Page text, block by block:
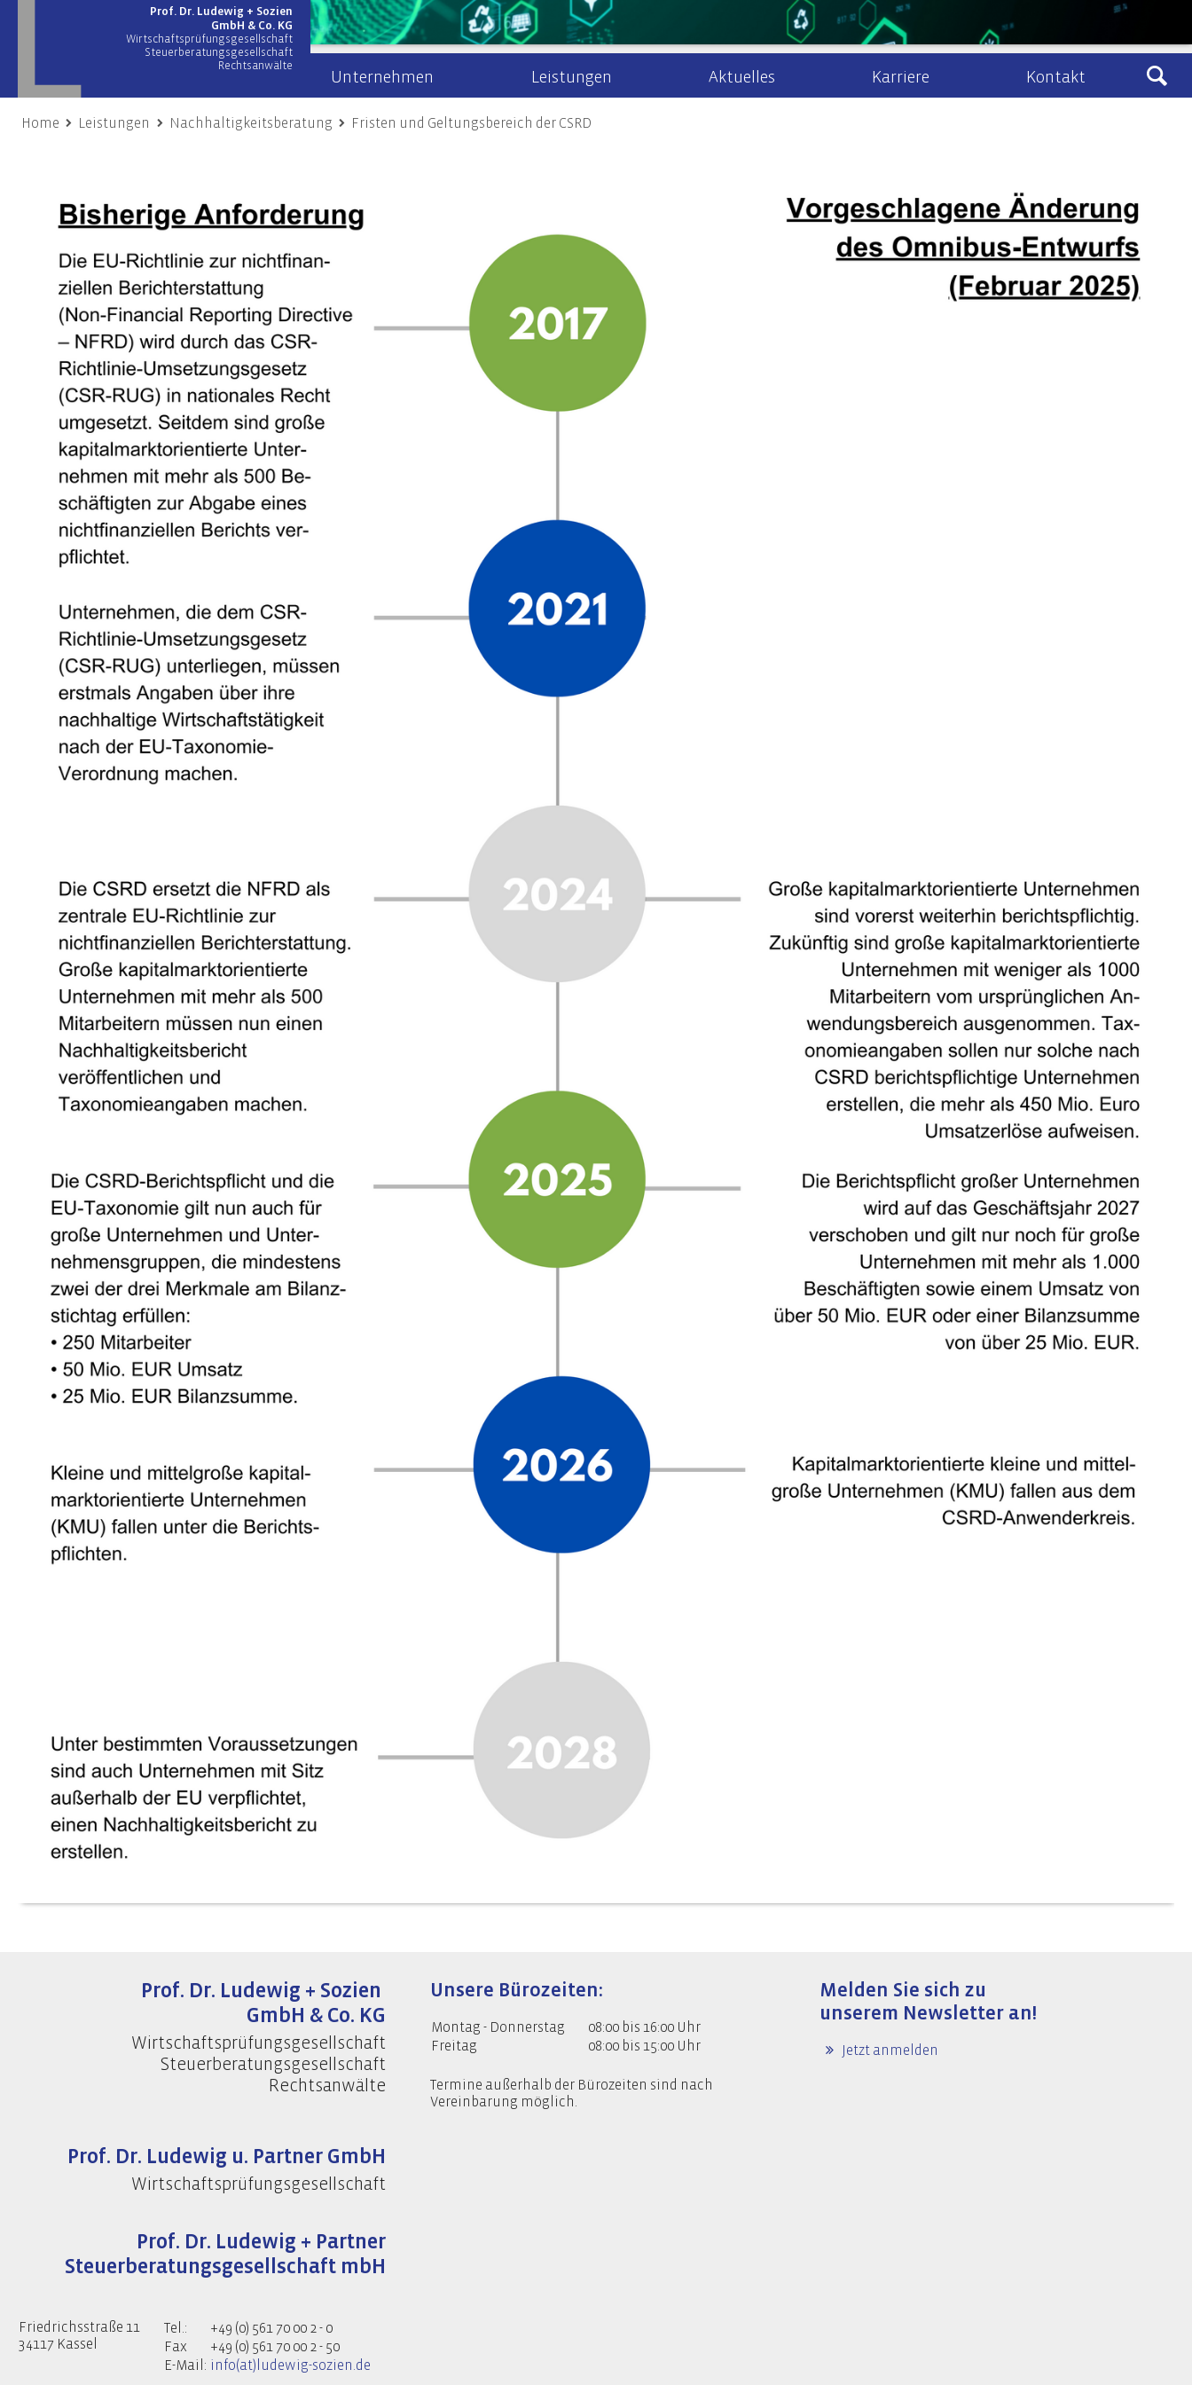
Prof. Dr. Ludewig + Sozien
GmbH & Co. KG
Wirtschaftsprüfungsgesellschaft
Steuerberatungsgesellschaft
Rechtsanwälte
Unternehmen
Netzwerk/Internationales
Unsere Mandanten
Leistungen
Sonderprüfungen & Testate
Gutachten
Risiko- & Compliance-Managementsysteme
Due Diligence
Finanzbuchhaltung
Lohn- & Gehaltsbuchhaltung
Tax Compliance
Gesellschafts- und Unternehmensrecht
Unternehmenstransaktionen
Erbrecht, Vermögens- und Unternehmensnachfolge
Unternehmensberatung
Transaktionsberatung (M&A)
Umstrukturierungen
Start-Up Beratung
Finanzierungsberatung
Unternehmensnachfolge
Controlling
Nachhaltigkeitsberatung
Fristen und Geltungsbereich der CSRD
Datenschutz
Externer Datenschutzbeauftragter
Datenschutz-Audits
Datenschutzfolgenabschätzungen
Datenschutzberatung
Datenschutzmanagement
Datenschutzschulungen
Aktuelles Karriere Kontakt
Ludewig-Cloud
Home Leistungen Nachhaltigkeitsberatung Fristen und Geltungsbereich der CSRD
Prof. Dr. Ludewig + Sozien
GmbH & Co. KG
Wirtschaftsprüfungsgesellschaft
Steuerberatungsgesellschaft
Rechtsanwälte
Prof. Dr. Ludewig u. Partner GmbH
Wirtschaftsprüfungsgesellschaft
Prof. Dr. Ludewig + Partner
Steuerberatungsgesellschaft mbH
Friedrichsstraße 11
34117 Kassel
Tel.:
+49 (0) 561 70 00 2 - 0
Fax
+49 (0) 561 70 00 2 - 50
E-Mail: info(at)ludewig-sozien.de
Unsere Bürozeiten:
Montag - Donnerstag
08:00 bis 16:00 Uhr
Freitag
08:00 bis 15:00 Uhr
Termine außerhalb der Bürozeiten sind nach
Vereinbarung möglich.
Melden Sie sich zu
unserem Newsletter an!
Jetzt anmelden